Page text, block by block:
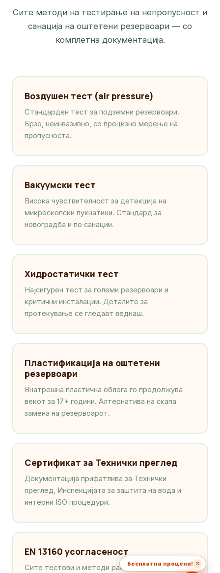
Сите методи на тестирање на непропусност и
санација на оштетени резервоари — со
комплетна документација.
Воздушен тест (air pressure)
Стандарден тест за подземни резервоари.
Брзо, неинвазивно, со прецизно мерење на
пропусноста.
Вакуумски тест
Висока чувствителност за детекција на
микроскопски пукнатини. Стандард за
новоградба и по санации.
Хидростатички тест
Најсигурен тест за големи резервоари и
критични инсталации. Деталите за
протекување се гледаат веднаш.
Пластификација на оштетени
резервоари
Внатрешна пластична облога го продолжува
векот за 17+ години. Алтернатива на скапа
замена на резервоарот.
Сертификат за Технички преглед
Документација прифатлива за Технички
преглед, Инспекцијата за заштита на вода и
интерни ISO процедури.
EN 13160 усогласеност
Сите тестови и методи работат по европскиот
Бесплатна процена! ×